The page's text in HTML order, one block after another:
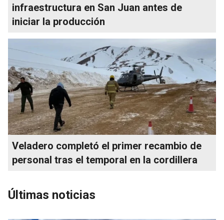
infraestructura en San Juan antes de
iniciar la producción
Veladero completó el primer recambio de
personal tras el temporal en la cordillera
Últimas noticias